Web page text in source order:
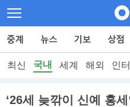
최신 국내 세계 해외 인
‘26세 늦깎이 신예 홍